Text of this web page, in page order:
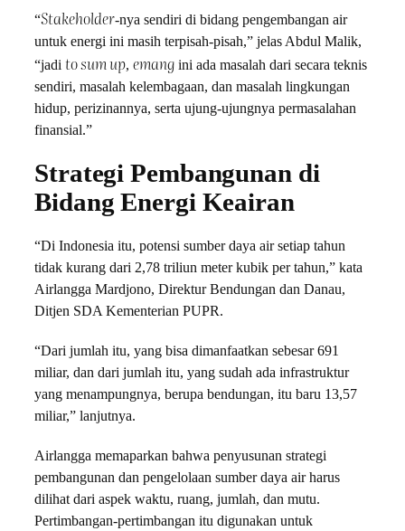
“Stakeholder-nya sendiri di bidang pengembangan air
untuk energi ini masih terpisah-pisah,” jelas Abdul Malik,
“jadi to sum up, emang ini ada masalah dari secara teknis
sendiri, masalah kelembagaan, dan masalah lingkungan
hidup, perizinannya, serta ujung-ujungnya permasalahan
finansial.”
Strategi Pembangunan di
Bidang Energi Keairan
“Di Indonesia itu, potensi sumber daya air setiap tahun
tidak kurang dari 2,78 triliun meter kubik per tahun,” kata
Airlangga Mardjono, Direktur Bendungan dan Danau,
Ditjen SDA Kementerian PUPR.
“Dari jumlah itu, yang bisa dimanfaatkan sebesar 691
miliar, dan dari jumlah itu, yang sudah ada infrastruktur
yang menampungnya, berupa bendungan, itu baru 13,57
miliar,” lanjutnya.
Airlangga memaparkan bahwa penyusunan strategi
pembangunan dan pengelolaan sumber daya air harus
dilihat dari aspek waktu, ruang, jumlah, dan mutu.
Pertimbangan-pertimbangan itu digunakan untuk